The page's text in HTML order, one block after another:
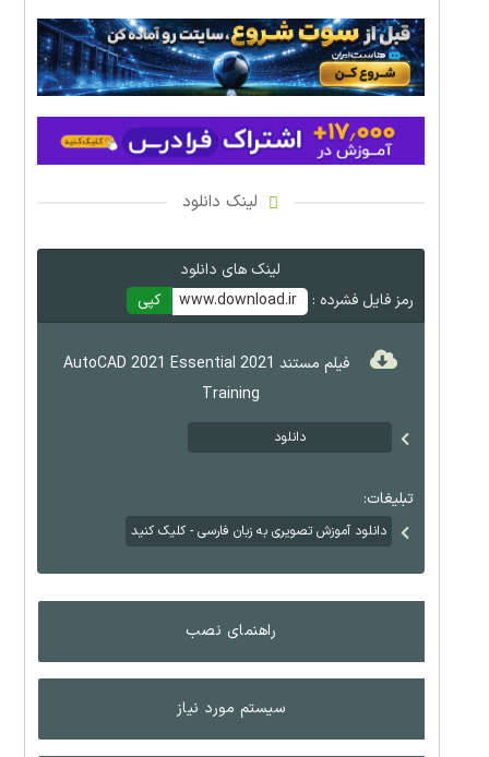
لینک دانلود
لینک های دانلود
رمز فایل فشرده :
www.download.ir کپی
فیلم مستند 2021 AutoCAD 2021 Essential
Training
دانلود
تبلیغات:
دانلود آموزش تصویری به زبان فارسی - کلیک کنید
راهنمای نصب
سیستم مورد نیاز